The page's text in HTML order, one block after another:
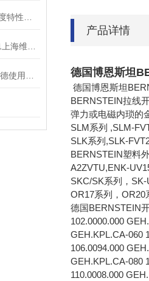
产品详情
德国博恩斯坦
德国博恩斯坦
BERNSTEIN拉线
弹力或电磁内琐的
SLM系列 ,SLM-
SLK系列,SLK-
BERNSTEIN塑料
A2ZVTU,ENK-
SKC/SK系列，
OR17系列，OR20
德国BERNSTEIN
102.0000.000
GEH.KPL.CA-060
106.0094.000
GEH.KPL.CA-080
110.0008.000